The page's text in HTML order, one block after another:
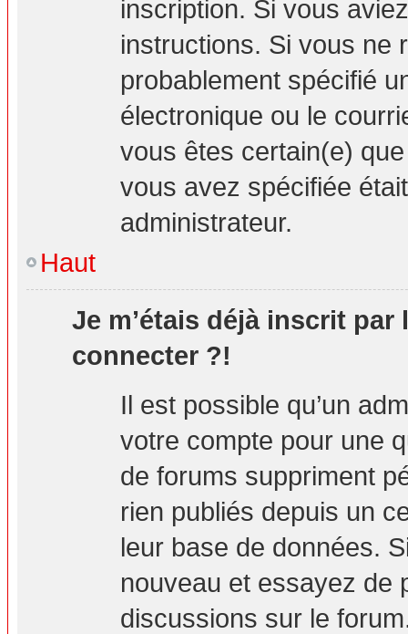
inscription. Si vous
instructions. Si vous ne
probablement spécifié
électronique ou le
vous êtes certain(e)
vous avez spécifiée
administrateur.
Haut
Je m’étais déjà inscrit
connecter ?!
Il est possible qu’un
votre compte pour une
de forums suppriment
rien publiés depuis un
leur base de données.
nouveau et essayez de
discussions sur le